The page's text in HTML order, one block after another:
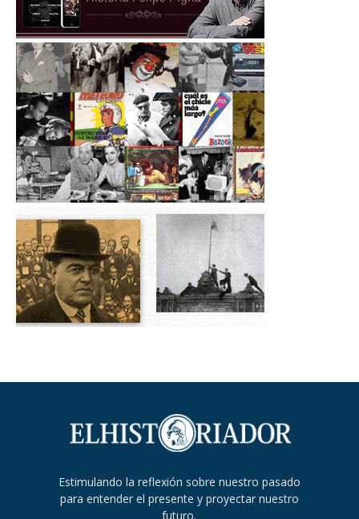
Estimulando la reflexión sobre nuestro pasado
para entender el presente y proyectar nuestro
futuro.